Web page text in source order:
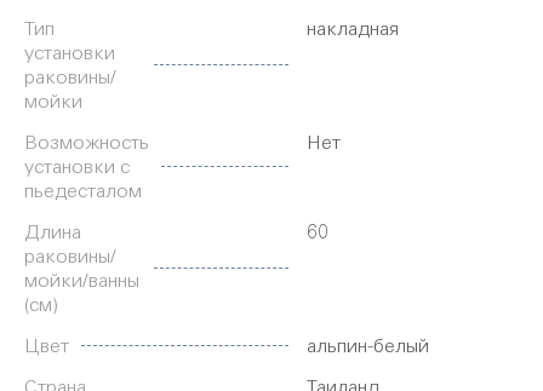
Тип
установки
раковины/
мойки
накладная
Возможность
установки с
пьедесталом
Нет
Длина
раковины/
мойки/ванны
(см)
60
Цвет
альпин-белый
Страна
Таиланд